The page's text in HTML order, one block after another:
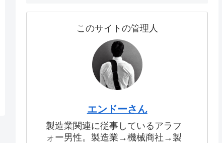
このサイトの管理人
エンドーさん
製造業関連に従事しているアラフ
ォー男性。製造業→機械商社→製